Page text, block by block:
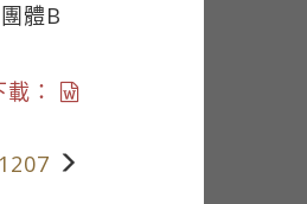
體B
載：